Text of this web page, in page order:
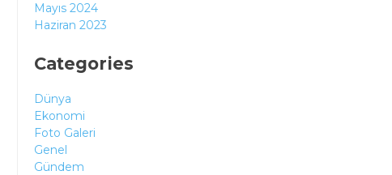
Mayıs 2024
Haziran 2023
Categories
Dünya
Ekonomi
Foto Galeri
Genel
Gündem